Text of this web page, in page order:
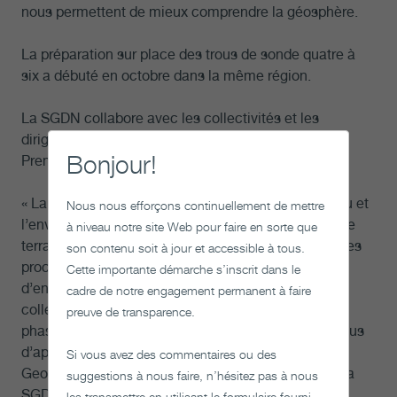
nous permettent de mieux comprendre la géosphère.
La préparation sur place des trous de sonde quatre à
six a débuté en octobre dans la même région.
La SGDN collabore avec les collectivités et les
dirigeants locaux, y compris les collectivités des
Premières Nations et métisses de la région.
« La SGDN est déterminée à protéger les gens, l’eau et
l’environnement dans le cadre de nos activités sur le
terrain. Par exemple, en plus de suivre les plans et les
procédures en matière de santé, de sécurité et
d’environnement, des surveillants culturels d’une
collectivité locale sont sur place pendant diverses
phases de travail sur le terrain. Il s’agit d’un processus
d’apprentissage et de partage mutuel », a affirmé
Geoff Crann, responsable des services des sites à la
Bonjour!
Nous nous efforçons continuellement de mettre
à niveau notre site Web pour faire en sorte que
son contenu soit à jour et accessible à tous.
Cette importante démarche s’inscrit dans le
cadre de notre engagement permanent à faire
preuve de transparence.
Si vous avez des commentaires ou des
suggestions à nous faire, n’hésitez pas à nous